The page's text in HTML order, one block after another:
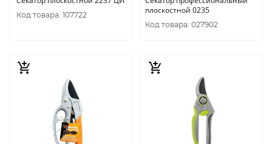
Код товара: 107722
плоскостной 0235
Код товара: 027902